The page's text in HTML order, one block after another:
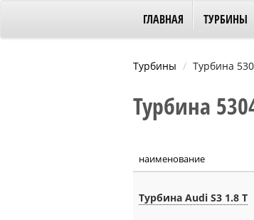
ГЛАВНАЯ ТУРБИНЫ
Турбины Турбина
Турбина
наименование
Турбина Audi S3 1.8 T